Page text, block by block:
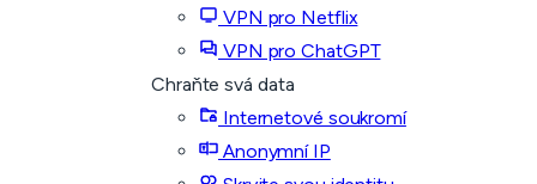
VPN pro Netflix
VPN pro ChatGPT
Chraňte svá data
Internetové soukromí
Anonymní IP